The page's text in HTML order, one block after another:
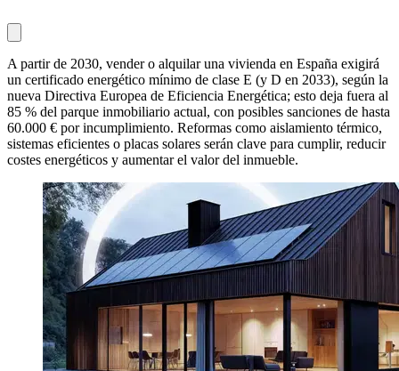
A partir de 2030, vender o alquilar una vivienda en España exigirá
un certificado energético mínimo de clase E (y D en 2033), según la
nueva Directiva Europea de Eficiencia Energética; esto deja fuera al
85 % del parque inmobiliario actual, con posibles sanciones de hasta
60.000 € por incumplimiento. Reformas como aislamiento térmico,
sistemas eficientes o placas solares serán clave para cumplir, reducir
costes energéticos y aumentar el valor del inmueble.